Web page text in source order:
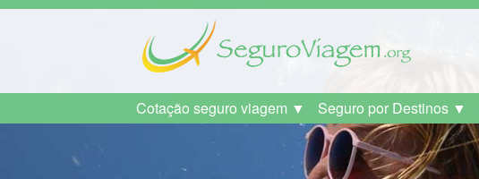
Cotação seguro viagem ▼ Seguro por Destinos ▼